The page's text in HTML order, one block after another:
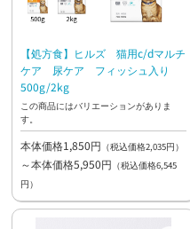
【処方食】ヒルズ 猫用c/dマルチ
ケア 尿ケア フィッシュ入り
500g/2kg
この商品にはバリエーションがありま
す。
本体価格1,850円 （税込価格2,035円）
～本体価格5,950円 （税込価格6,545
円）